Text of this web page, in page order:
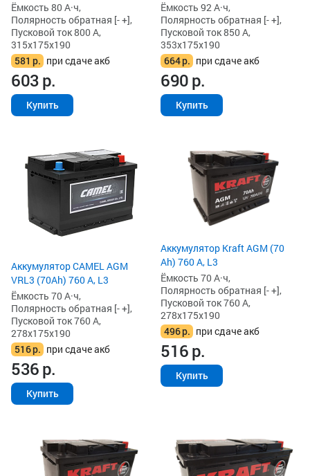
Ёмкость 80 А·ч,
Полярность обратная [- +],
Пусковой ток 800 А,
315x175x190
581 р. при сдаче акб
603р.
Купить
Ёмкость 92 А·ч,
Полярность обратная [- +],
Пусковой ток 850 А,
353x175x190
664р. при сдаче акб
690р.
Купить
Аккумулятор CAMEL AGM
VRL3 (70Ah) 760 А, L3
Ёмкость 70 А·ч,
Полярность обратная [- +],
Пусковой ток 760 А,
278x175x190
516р. при сдаче акб
536р.
Купить
Аккумулятор Kraft AGM (70
Ah) 760 А, L3
Ёмкость 70 А·ч,
Полярность обратная [- +],
Пусковой ток 760 А,
278x175x190
496р. при сдаче акб
516р.
Купить